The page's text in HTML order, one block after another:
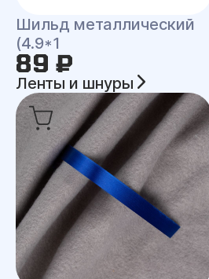
Шильд металлический
(4.9*1
89 ₽
Ленты и шнуры